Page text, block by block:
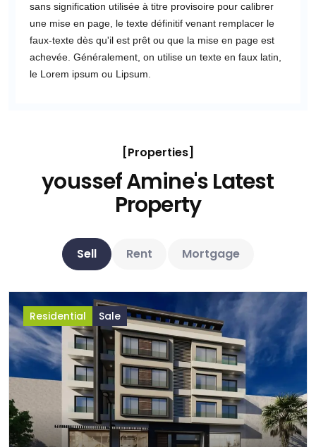
sans signification utilisée à titre provisoire pour calibrer
une mise en page, le texte définitif venant remplacer le
faux-texte dès qu'il est prêt ou que la mise en page est
achevée. Généralement, on utilise un texte en faux latin,
le Lorem ipsum ou Lipsum.
[Properties]
youssef Amine's Latest
Property
Sell Rent Mortgage
Residential Sale